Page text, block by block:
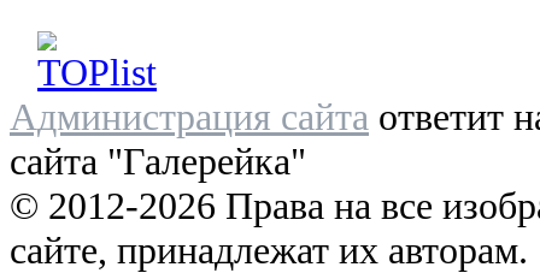
Администрация сайта ответит
сайта "Галерейка"
© 2012-2026 Права на все
сайте, принадлежат их авторам.